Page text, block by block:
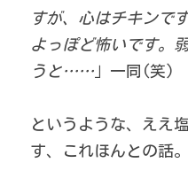
すが、心はチキンで
よっぽど怖いです。
うと…… 」一同(笑)
というような、ええ
す、これほんとの話